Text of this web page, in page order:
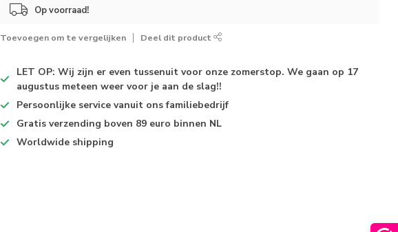
Op voorraad!
Toevoegen om te vergelijken Deel dit product
LET OP: Wij zijn er even tussenuit voor onze zomerstop. We gaan op 17
augustus meteen weer voor je aan de slag!!
Persoonlijke service vanuit ons familiebedrijf
Gratis verzending boven 89 euro binnen NL
Worldwide shipping